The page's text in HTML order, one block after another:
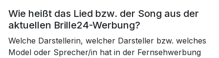
Wie heißt das Lied bzw. der Song aus der
aktuellen Brille24-Werbung?
Welche Darstellerin, welcher Darsteller bzw. welches
Model oder Sprecher/in hat in der Fernsehwerbung